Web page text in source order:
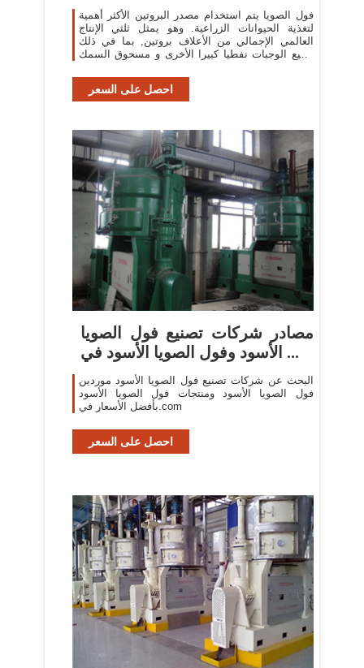
فول الصويا يتم استخدام مصدر البروتين الأكثر أهمية
لتغذية الحيوانات الزراعية. وهو يمثل ثلثي الإنتاج
العالمي الإجمالي من الأعلاف بروتين, بما في ذلك
جميع الوجبات نفطيا كبيرا الأخرى و مسحوق السمك
احصل على السعر
مصادر شركات تصنيع فول الصويا
الأسود وفول الصويا الأسود في ...
البحث عن شركات تصنيع فول الصويا الأسود موردين
فول الصويا الأسود ومنتجات فول الصويا الأسود
بأفضل الأسعار في.com
احصل على السعر